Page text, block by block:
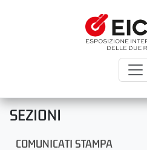
SEZIONI
COMUNICATI STAMPA